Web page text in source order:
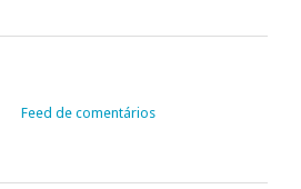
Feed de comentários